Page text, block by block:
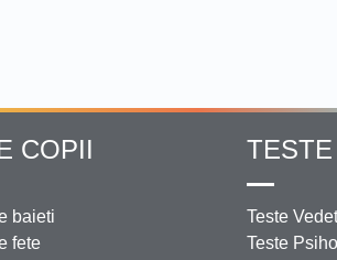
COPII
baieti
fete
Teste
Teste